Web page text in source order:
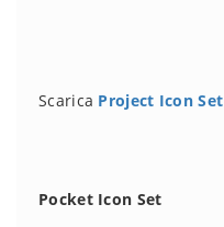
Scarica Project Icon Set
Pocket Icon Set